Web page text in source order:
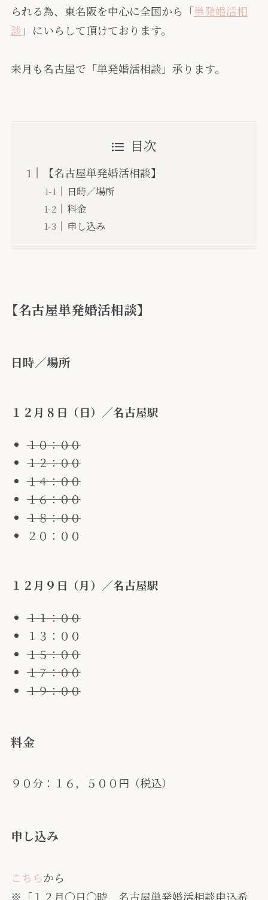
られる為、東名阪を中心に全国から「単発婚活相
談 」にいらして頂けております。
来月も名古屋で「単発婚活相談」承ります。
目次
【名古屋単発婚活相談】
日時／場所
料金
申し込み
【名古屋単発婚活相談】
日時／場所
１２月８日（日）／名古屋駅
１０：００
１２：００
１４：００
１６：００
１８：００
２０：００
１２月９日（月）／名古屋駅
１１：００
１３：００
１５：００
１７：００
１９：００
料金
９０分：１６，５００円（税込）
申し込み
こちらから
※「１２月〇日〇時 名古屋単発婚活相談申込希